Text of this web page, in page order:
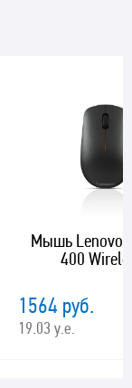
Мышь Lenovo
400
1564 руб.
19.03 у.е.